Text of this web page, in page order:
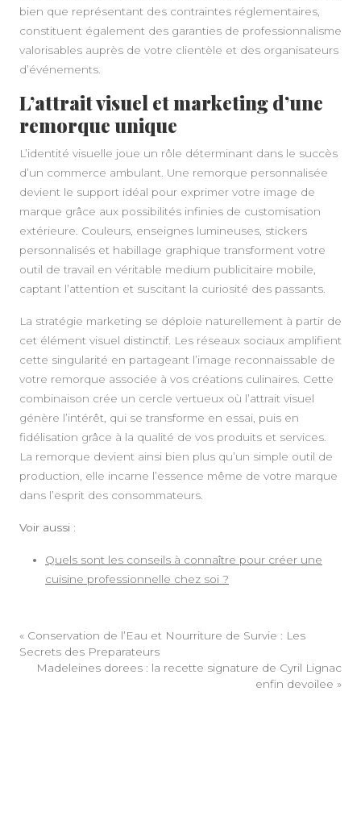
bien que représentant des contraintes réglementaires,
constituent également des garanties de professionnalisme
valorisables auprès de votre clientèle et des organisateurs
d’événements.
L’attrait visuel et marketing d’une
remorque unique
L’identité visuelle joue un rôle déterminant dans le succès
d’un commerce ambulant. Une remorque personnalisée
devient le support idéal pour exprimer votre image de
marque grâce aux possibilités infinies de customisation
extérieure. Couleurs, enseignes lumineuses, stickers
personnalisés et habillage graphique transforment votre
outil de travail en véritable medium publicitaire mobile,
captant l’attention et suscitant la curiosité des passants.
La stratégie marketing se déploie naturellement à partir de
cet élément visuel distinctif. Les réseaux sociaux amplifient
cette singularité en partageant l’image reconnaissable de
votre remorque associée à vos créations culinaires. Cette
combinaison crée un cercle vertueux où l’attrait visuel
génère l’intérêt, qui se transforme en essai, puis en
fidélisation grâce à la qualité de vos produits et services.
La remorque devient ainsi bien plus qu’un simple outil de
production, elle incarne l’essence même de votre marque
dans l’esprit des consommateurs.
Voir aussi :
Quels sont les conseils à connaître pour créer une
cuisine professionnelle chez soi ?
« Conservation de l’Eau et Nourriture de Survie : Les
Secrets des Preparateurs
Madeleines dorees : la recette signature de Cyril Lignac
enfin devoilee »